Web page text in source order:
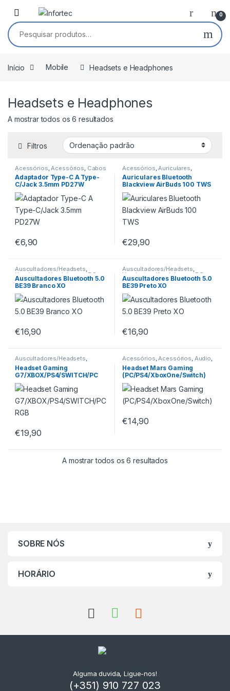
Saltar para navegação
Pular para o conteúdo
0
Pesquisar por:
Início Mobile Headsets e Headphones
Headsets e Headphones
A mostrar todos os 6 resultados
Filtros
Acessórios Acessórios Cabos
Áudio , Cabos Type-C ,
Carregadores Type-C,Headsets
e Headphones
Adaptador Type-C A Type-
C/Jack 3.5mm PD27W
€6,90
Acessórios Auriculares
Headsets e Headphones
Auriculares Bluetooth
Blackview AirBuds 100 TWS
€29,90
Auscultadores/Headsets,
Headsets e Headphones PC
Áudio
Auscultadores Bluetooth 5.0
BE39 Branco XO
€16,90
Auscultadores/Headsets,
Headsets e Headphones PC
Áudio
Auscultadores Bluetooth 5.0
BE39 Preto XO
€16,90
Auscultadores/Headsets,
Consolas ,Headsets e
Headphones,PC Áudio
Tecnologia Infantil
Headset Gaming
G7/XBOX/PS4/SWITCH/PC
RGB
€19,90
Acessórios,Acessórios, Áudio,
Auscultadores/Headsets
Headsets e Headphones,
PC Áudio,Tecnologia Infantil
Headset Mars Gaming
(PC/PS4/XboxOne/Switch)
€14,90
A mostrar todos os 6 resultados
SOBRE NÓS
HORÁRIO
Alguma duvida, Ligue-nos!
(+351) 910 727 023